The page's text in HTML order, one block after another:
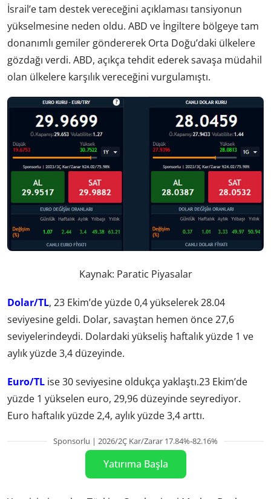
İsrail’e tam destek vereceğini açıklaması tansiyonun
yükselmesine neden oldu. ABD ve İngiltere bölgeye tam
donanımlı gemiler göndererek Orta Doğu’daki ülkelere
gözdağı verdi. ABD, açıkça tehdit ederek savaşa müdahil
olan ülkelere karşılık vereceğini vurgulamıştı.
Kaynak: Paratic Piyasalar
Dolar/TL, 23 Ekim’de yüzde 0,4 yükselerek 28.04
seviyesine geldi. Dolar, savaştan hemen önce 27,6
seviyelerindeydi. Dolardaki yükseliş haftalık yüzde 1 ve
aylık yüzde 3,4 düzeyinde.
Euro/TL ise 30 seviyesine oldukça yaklaştı.23 Ekim’de
yüzde 1 yükselen euro, 29,96 düzeyinde seyrediyor.
Euro haftalık yüzde 2,4, aylık yüzde 3,4 arttı.
Sponsorlu | 2026/2Ç Kar/Zarar 17.84%-82.16%
Yatırıma Başla